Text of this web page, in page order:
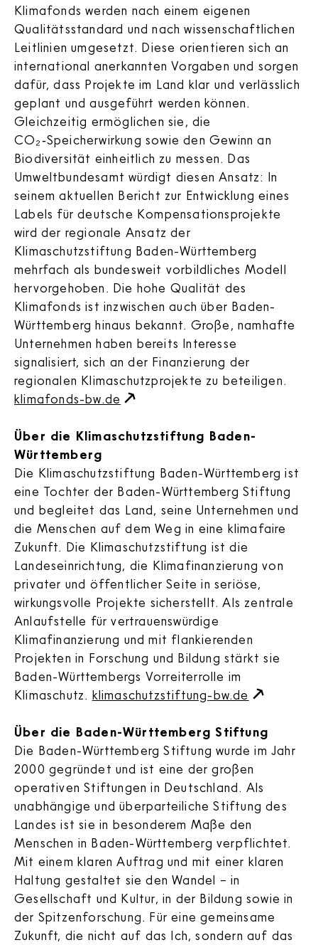
Klimafonds werden nach einem eigenen
Qualitätsstandard und nach wissenschaftlichen
Leitlinien umgesetzt. Diese orientieren sich an
international anerkannten Vorgaben und sorgen
dafür, dass Projekte im Land klar und verlässlich
geplant und ausgeführt werden können.
Gleichzeitig ermöglichen sie, die
CO₂‑Speicherwirkung sowie den Gewinn an
Biodiversität einheitlich zu messen. Das
Umweltbundesamt würdigt diesen Ansatz: In
seinem aktuellen Bericht zur Entwicklung eines
Labels für deutsche Kompensationsprojekte
wird der regionale Ansatz der
Klimaschutzstiftung Baden-Württemberg
mehrfach als bundesweit vorbildliches Modell
hervorgehoben. Die hohe Qualität des
Klimafonds ist inzwischen auch über Baden-
Württemberg hinaus bekannt. Große, namhafte
Unternehmen haben bereits Interesse
signalisiert, sich an der Finanzierung der
regionalen Klimaschutzprojekte zu beteiligen.
klimafonds-bw.de
Über die Klimaschutzstiftung Baden-
Württemberg
Die Klimaschutzstiftung Baden-Württemberg ist
eine Tochter der Baden-Württemberg Stiftung
und begleitet das Land, seine Unternehmen und
die Menschen auf dem Weg in eine klimafaire
Zukunft. Die Klimaschutzstiftung ist die
Landeseinrichtung, die Klimafinanzierung von
privater und öffentlicher Seite in seriöse,
wirkungsvolle Projekte sicherstellt. Als zentrale
Anlaufstelle für vertrauenswürdige
Klimafinanzierung und mit flankierenden
Projekten in Forschung und Bildung stärkt sie
Baden-Württembergs Vorreiterrolle im
Klimaschutz. klimaschutzstiftung-bw.de
Über die Baden-Württemberg Stiftung
Die Baden-Württemberg Stiftung wurde im Jahr
2000 gegründet und ist eine der großen
operativen Stiftungen in Deutschland. Als
unabhängige und überparteiliche Stiftung des
Landes ist sie in besonderem Maße den
Menschen in Baden-Württemberg verpflichtet.
Mit einem klaren Auftrag und mit einer klaren
Haltung gestaltet sie den Wandel – in
Gesellschaft und Kultur, in der Bildung sowie in
der Spitzenforschung. Für eine gemeinsame
Zukunft, die nicht auf das Ich, sondern auf das